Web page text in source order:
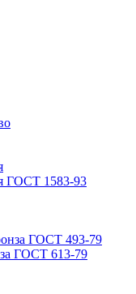
ГОСТ 1583-93
ГОСТ 493-79
ГОСТ 613-79